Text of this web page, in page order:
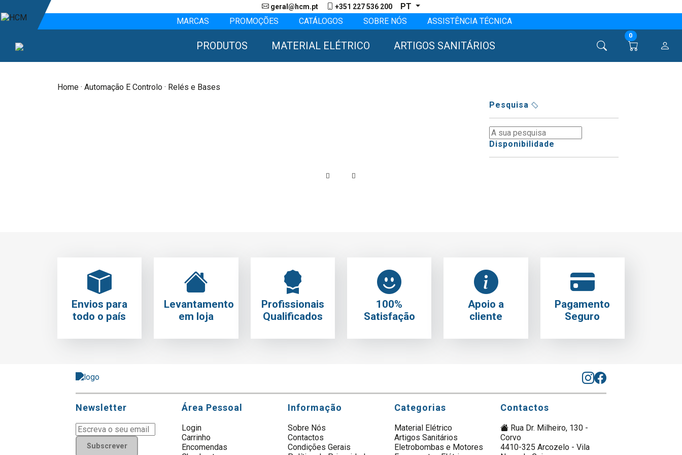
geral@hcm.pt +351 227 536 200
PT
MARCAS
PROMOÇÕES CATÁLOGOS SOBRE NÓS ASSISTÊNCIA TÉCNICA
PRODUTOS MATERIAL ELÉTRICO ARTIGOS SANITÁRIOS
0
Home· Automação E Controlo· Relés e Bases
Pesquisa
Disponibilidade
Envios para
todo o país
Levantamento
em loja
Profissionais
Qualificados
100%
Satisfação
Apoio a
cliente
Pagamento
Seguro
Newsletter
Subscrever
Área Pessoal
Login
Carrinho
Encomendas
Informação
Sobre Nós
Contactos
Condições Gerais
Categorias
Material Elétrico
Artigos Sanitários
Eletrobombas e Motores
Contactos
Rua Dr. Milheiro, 130 -
Corvo
4410-325 Arcozelo - Vila